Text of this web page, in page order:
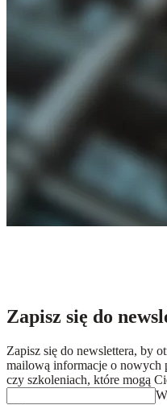
Zapisz się do
Zapisz się do newslettera, by
mailową informacje o nowych
czy szkoleniach, które mogą